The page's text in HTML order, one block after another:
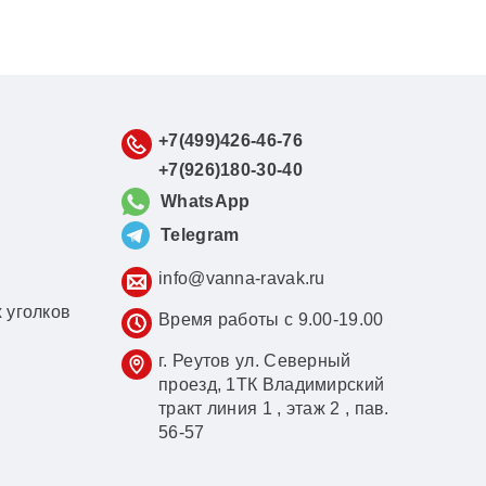
+7(499)426-46-76
+7(926)180-30-40
WhatsApp
Telegram
info@vanna-ravak.ru
Время работы с 9.00-19.00
г. Реутов ул. Северный
проезд, 1ТК Владимирский
тракт линия 1 , этаж 2 , пав.
56-57